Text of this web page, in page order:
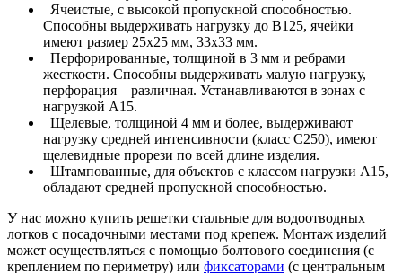
Ячеистые, с высокой пропускной способностью.
Способны выдерживать нагрузку до В125, ячейки
имеют размер 25х25 мм, 33х33 мм.
Перфорированные, толщиной в 3 мм и ребрами
жесткости. Способны выдерживать малую нагрузку,
перфорация – различная. Устанавливаются в зонах с
нагрузкой А15.
Щелевые, толщиной 4 мм и более, выдерживают
нагрузку средней интенсивности (класс С250), имеют
щелевидные прорези по всей длине изделия.
Штампованные, для объектов с классом нагрузки А15,
обладают средней пропускной способностью.
У нас можно купить решетки стальные для водоотводных
лотков с посадочными местами под крепеж. Монтаж изделий
может осуществляться с помощью болтового соединения (с
креплением по периметру) или фиксаторами (с центральным